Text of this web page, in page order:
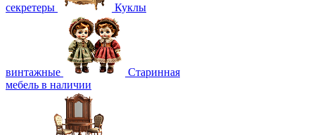
секретеры Куклы
винтажные
Старинная
мебель в наличии